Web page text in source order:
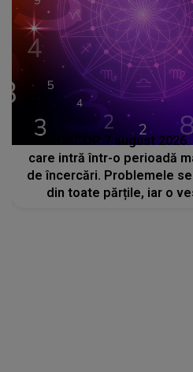
HOROSCOP 7 august
care intră într-o perioadă
de încercări. Problemele
din toate părțile, iar o